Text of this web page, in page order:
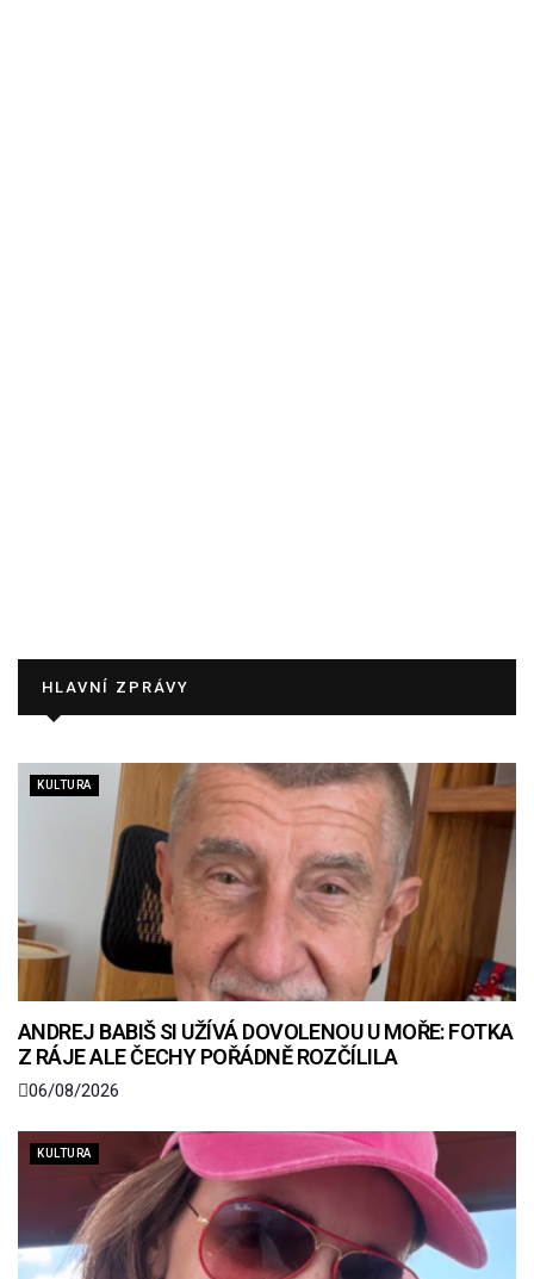
HLAVNÍ ZPRÁVY
KULTURA
ANDREJ BABIŠ SI UŽÍVÁ DOVOLENOU U MOŘE: FOTKA
Z RÁJE ALE ČECHY POŘÁDNĚ ROZČÍLILA
06/08/2026
KULTURA